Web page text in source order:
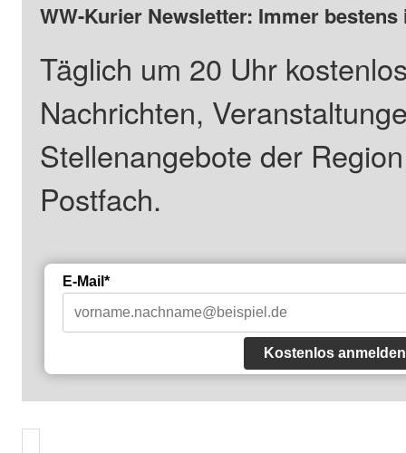
WW-Kurier Newsletter: Immer
Täglich um 20 Uhr
Nachrichten,
Stellenangebote der
Postfach.
E-Mail*
Kostenlos anmelden